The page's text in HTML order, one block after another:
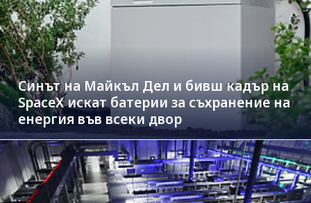
Синът на Майкъл Дeл и бивш кадър на
SpaceX искат батерии за съхранение на
енергия във всеки двор